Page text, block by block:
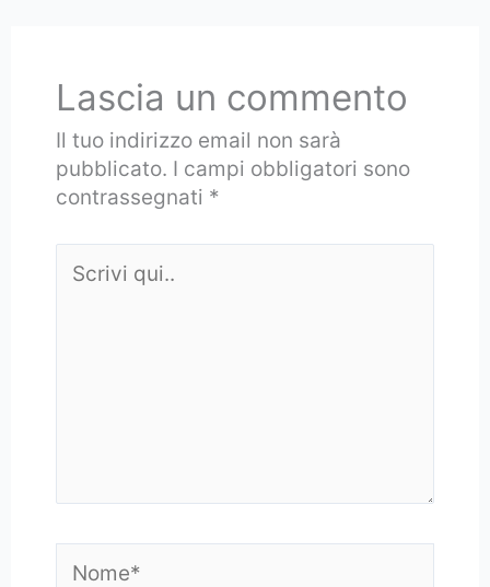
Lascia un commento
Il tuo indirizzo email non sarà
pubblicato. I campi obbligatori sono
contrassegnati *
qui..